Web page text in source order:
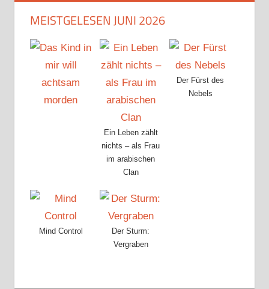
MEISTGELESEN JUNI 2026
Ein Leben zählt
nichts – als Frau
im arabischen
Clan
Der Fürst des
Nebels
Mind Control
Der Sturm:
Vergraben